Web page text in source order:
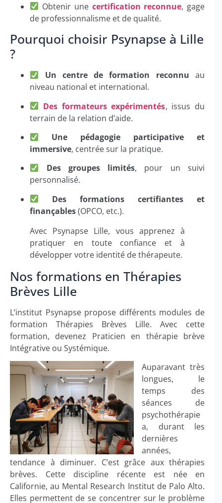
Obtenir une certification reconnue, gage
de professionnalisme et de qualité.
Pourquoi choisir Psynapse à Lille
?
Un centre de formation reconnu au
niveau national et international.
Des formateurs expérimentés, issus du
terrain de la relation d’aide.
Une pédagogie participative et
immersive, centrée sur la pratique.
Des groupes limités, pour un suivi
personnalisé.
Des formations certifiantes et
finançables(OPCO, etc.).
Avec Psynapse Lille, vous apprenez à
pratiquer en toute confiance et à
développer votre identité de thérapeute.
Nos formations en Thérapies
Brèves Lille
L’institut Psynapse propose différents modules de
formation Thérapies Brèves Lille. Avec cette
formation, devenez Praticien en thérapie brève
Intégrative ou Systémique.
Auparavant très
longues, le
temps des
séances de
psychothérapie
a, durant les
dernières
années,
tendance à diminuer. C’est grâce aux thérapies
brèves. Cette discipline récente est née en
Californie, au Mental Research Institut de Palo Alto.
Elles permettent de se concentrer sur le problème